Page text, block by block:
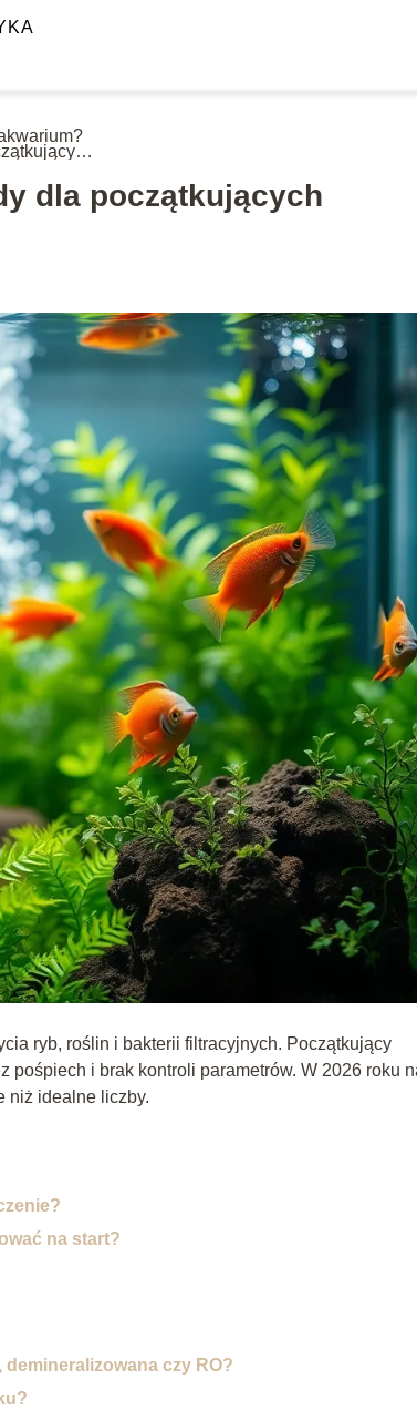
dla początkujących
ryb, roślin i bakterii filtracyjnych. Początkujący
pośpiech i brak kontroli parametrów. W 2026 roku
niż idealne liczby.
na start?
czy RO?